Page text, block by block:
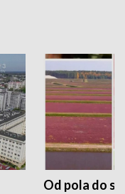
Od pola do